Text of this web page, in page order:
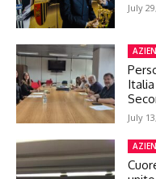
July
July